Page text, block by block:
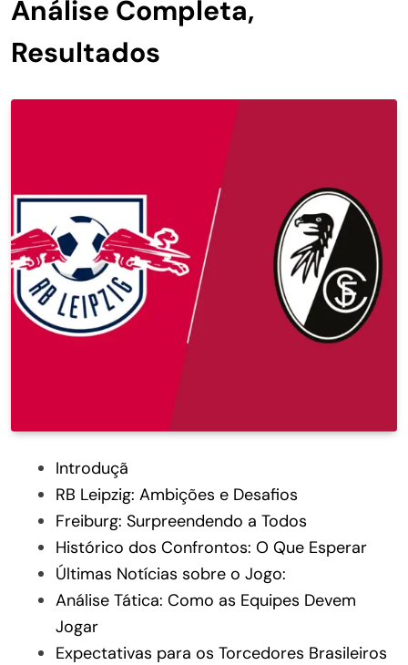
Análise Completa,
Resultados
Introduçã
RB Leipzig: Ambições e Desafios
Freiburg: Surpreendendo a Todos
Histórico dos Confrontos: O Que Esperar
Últimas Notícias sobre o Jogo:
Análise Tática: Como as Equipes Devem
Jogar
Expectativas para os Torcedores Brasileiros